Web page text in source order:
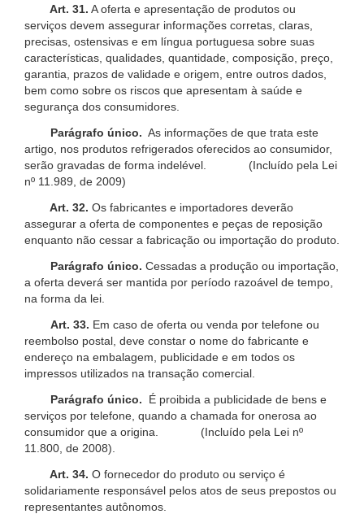
Art. 31. A oferta e apresentação de produtos ou
serviços devem assegurar informações corretas, claras,
precisas, ostensivas e em língua portuguesa sobre suas
características, qualidades, quantidade, composição, preço,
garantia, prazos de validade e origem, entre outros dados,
bem como sobre os riscos que apresentam à saúde e
segurança dos consumidores.
Parágrafo único. As informações de que trata este
artigo, nos produtos refrigerados oferecidos ao consumidor,
serão gravadas de forma indelével. (Incluído pela Lei
nº 11.989, de 2009)
Art. 32. Os fabricantes e importadores deverão
assegurar a oferta de componentes e peças de reposição
enquanto não cessar a fabricação ou importação do produto.
Parágrafo único. Cessadas a produção ou importação,
a oferta deverá ser mantida por período razoável de tempo,
na forma da lei.
Art. 33. Em caso de oferta ou venda por telefone ou
reembolso postal, deve constar o nome do fabricante e
endereço na embalagem, publicidade e em todos os
impressos utilizados na transação comercial.
Parágrafo único.
É proibida a publicidade de bens e
serviços por telefone, quando a chamada for onerosa ao
consumidor que a origina. (Incluído pela Lei nº
11.800, de 2008).
Art. 34. O fornecedor do produto ou serviço é
solidariamente responsável pelos atos de seus prepostos ou
representantes autônomos.